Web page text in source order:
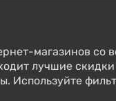
магазинов
лучшие
Используйте